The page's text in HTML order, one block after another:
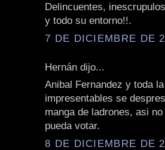
Delincuentes,
y todo su entorno!!.
7 DE DICIEMBRE DE
Hernán dijo...
Anibal Fernandez y toda
impresentables se
manga de ladrones, asi
pueda votar.
8 DE DICIEMBRE DE